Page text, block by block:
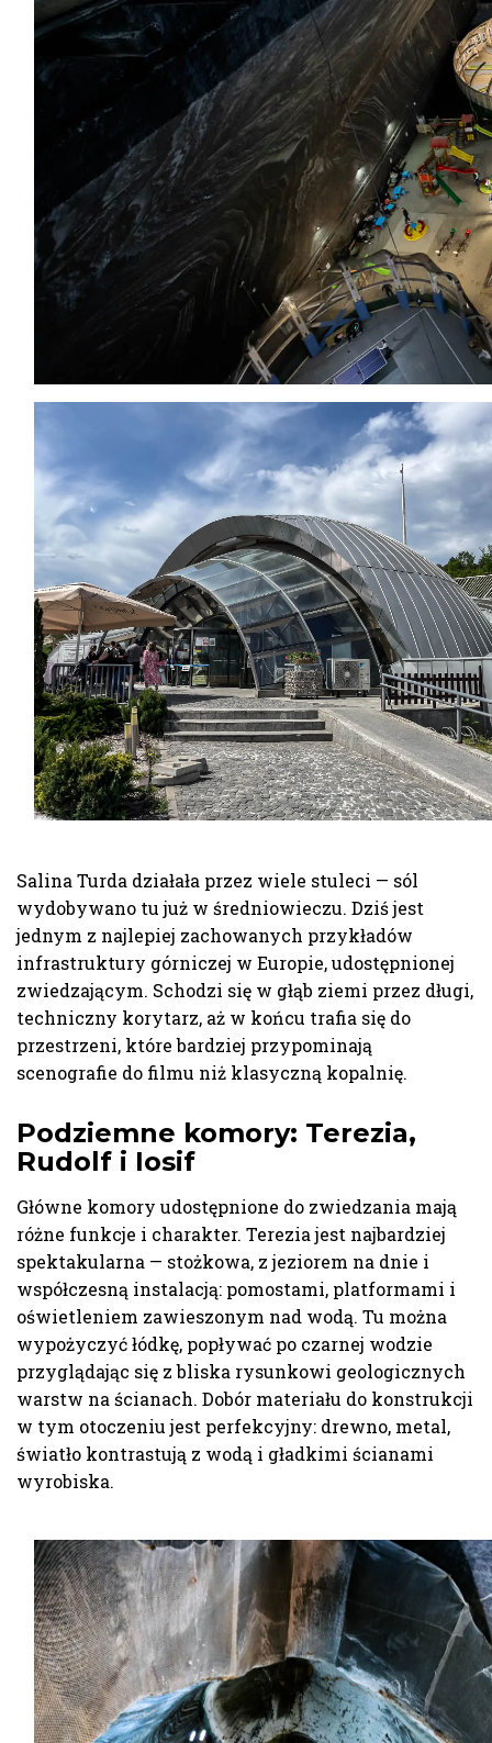
Salina Turda działała przez wiele stuleci — sól
wydobywano tu już w średniowieczu. Dziś jest
jednym z najlepiej zachowanych przykładów
infrastruktury górniczej w Europie, udostępnionej
zwiedzającym. Schodzi się w głąb ziemi przez długi,
techniczny korytarz, aż w końcu trafia się do
przestrzeni, które bardziej przypominają
scenografie do filmu niż klasyczną kopalnię.
Podziemne komory: Terezia,
Rudolf i Iosif
Główne komory udostępnione do zwiedzania mają
różne funkcje i charakter. Terezia jest najbardziej
spektakularna — stożkowa, z jeziorem na dnie i
współczesną instalacją: pomostami, platformami i
oświetleniem zawieszonym nad wodą. Tu można
wypożyczyć łódkę, popływać po czarnej wodzie
przyglądając się z bliska rysunkowi geologicznych
warstw na ścianach. Dobór materiału do konstrukcji
w tym otoczeniu jest perfekcyjny: drewno, metal,
światło kontrastują z wodą i gładkimi ścianami
wyrobiska.